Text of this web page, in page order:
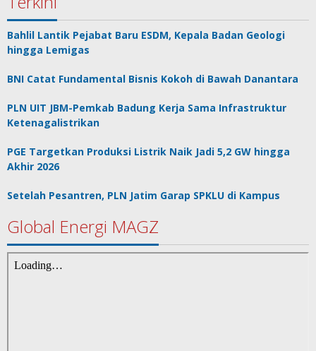
Bahlil Lantik Pejabat Baru ESDM, Kepala Badan Geologi
hingga Lemigas
BNI Catat Fundamental Bisnis Kokoh di Bawah Danantara
PLN UIT JBM-Pemkab Badung Kerja Sama Infrastruktur
Ketenagalistrikan
PGE Targetkan Produksi Listrik Naik Jadi 5,2 GW hingga
Akhir 2026
Setelah Pesantren, PLN Jatim Garap SPKLU di Kampus
Global Energi MAGZ